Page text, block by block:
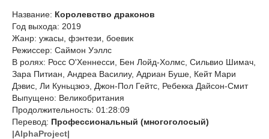
Название: Королевство драконов
Год выхода: 2019
Жанр: ужасы, фэнтези, боевик
Режиссер: Саймон Уэллс
В ролях: Росс О'Хеннесси, Бен Лойд-Холмс, Сильвио Шимач,
Зара Питиан, Андреа Василиу, Адриан Буше, Кейт Мари
Дэвис, Ли Куньцзюэ, Джон-Пол Гейтс, Ребекка Дайсон-Смит
Выпущено: Великобритания
Продолжительность: 01:28:09
Перевод: Профессиональный (многоголосый)
|AlphaProject|